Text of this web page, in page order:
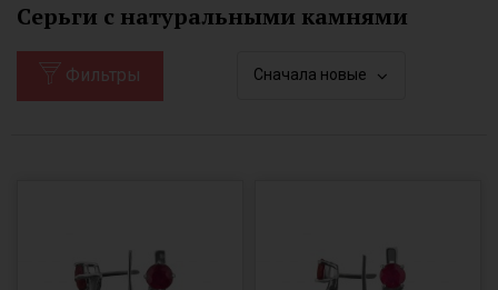
Серьги с натуральными камнями
Фильтры Сначала новые